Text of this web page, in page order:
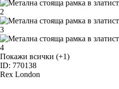
Покажи всички (+1)
ID: 770138
Rex London